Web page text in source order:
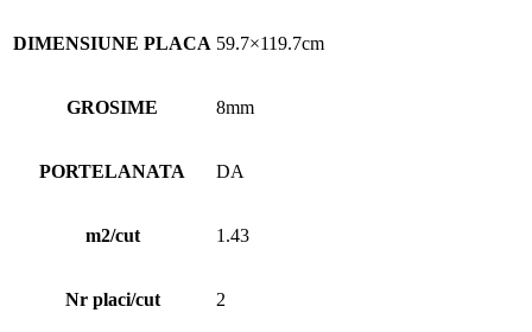
DIMENSIUNE PLACA 59.7×119.7cm
GROSIME 8mm
PORTELANATA DA
m2/cut 1.43
Nr placi/cut 2